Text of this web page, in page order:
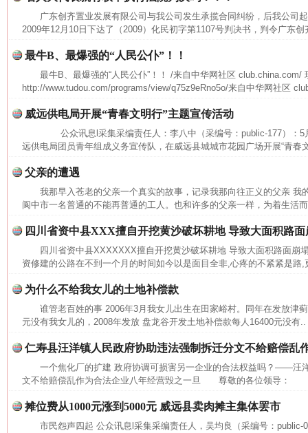
广东创齐置业发展有限公司与我公司发生承揽合同纠纷，后我公司
2009年12月10日下达了（2009）化民初字第1107号判决书，判令广东
最牛B、最爆强的“人民公仆”！！
最牛B、最爆强的“人民公仆”！！ /来自中华网社区 club.china.com/
http://www.tudou.com/programs/view/q75z9eRno5o/来自中华网社区
威远供电局开展“青春文明行”主题宣传活动
公众讯息l采集采编责任人：李八中（采编号：public-177）：5
远供电局团员青年组成义务宣传队，在威远县城城市花园广场开展“青春
父亲的遭遇
我那早入苍老的父亲一个真实的故事，记录我那向往正义的父亲 我
阆中市一名普通的不能再普通的工人。也和许多的父亲一样，为着生活
四川省资中县XXX擅自开挖黄沙破坏耕地 导致大面积路面
四川省资中县XXXXXXX擅自开挖黄沙破坏耕地 导致大面积路面崩
资修建的公路在不到一个月的时间如今以是面目全非,心疼的不紧紧是路,
为什么不给我女儿的土地补偿款
谁管老百姓的事 2006年3月我女儿出生在田家峪村。同年在发放津
元没有我女儿的，2008年发放 盘龙谷开发土地补偿款每人16400元没有..
仁寿县汪洋镇人民政府协助违法强制拆迁分文不给赔偿乱
一个焦化厂的扩建 政府协调可损害另一企业的合法权益吗？——汪
文不给赔偿乱作为合法企业八年经营毁之一旦 尊敬的各位领导：
摊位费从1000元涨到5000元 威远县卖肉摊主集体罢市
市民怨声四起 公众讯息l采集采编责任人，吴均良（采编号：public-
网上购药对药下症？